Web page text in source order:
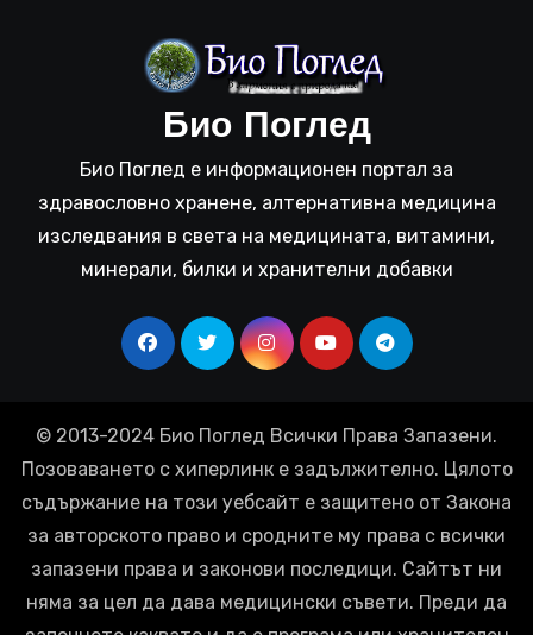
Био Поглед
Био Поглед е информационен портал за
здравословно хранене, алтернативна медицина
изследвания в света на медицината, витамини,
минерали, билки и хранителни добавки
© 2013-2024 Био Поглед Всички Права Запазени.
Позоваването с хиперлинк е задължително. Цялото
съдържание на този уебсайт е защитено от Закона
за авторското право и сродните му права с всички
запазени права и законови последици. Сайтът ни
няма за цел да дава медицински съвети. Преди да